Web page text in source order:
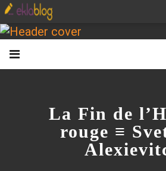
La Fin de
rouge ≡